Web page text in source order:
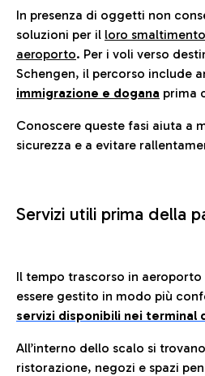
In presenza di oggetti non
soluzioni per il loro
aeroporto. Per i voli verso
Schengen, il percorso include
immigrazione e dogana prima
Conoscere queste fasi aiuta a
sicurezza e a evitare
Servizi utili prima della
Il tempo trascorso in
essere gestito in modo più
servizi disponibili nei terminal
All’interno dello scalo si
ristorazione, negozi e spazi